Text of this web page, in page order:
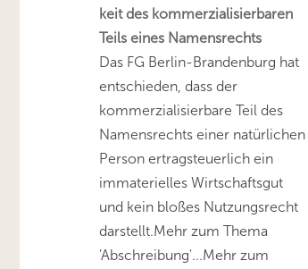
keit des kommerzialisierbaren
Teils eines Namensrechts
Das FG Berlin-Brandenburg hat
entschieden, dass der
kommerzialisierbare Teil des
Namensrechts einer natürlichen
Person ertragsteuerlich ein
immaterielles Wirtschaftsgut
und kein bloßes Nutzungsrecht
darstellt.Mehr zum Thema
'Abschreibung'...Mehr zum